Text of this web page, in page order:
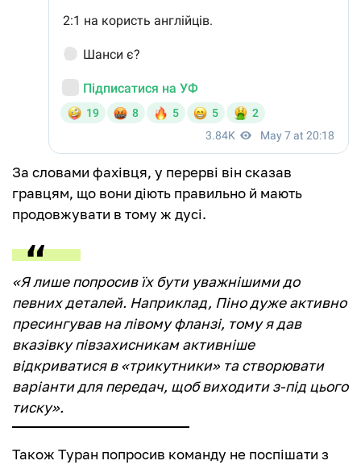
За словами фахівця, у перерві він сказав
гравцям, що вони діють правильно й мають
продовжувати в тому ж дусі.
«Я лише попросив їх бути уважнішими до
певних деталей. Наприклад, Піно дуже активно
пресингував на лівому фланзі, тому я дав
вказівку півзахисникам активніше
відкриватися в «трикутники» та створювати
варіанти для передач, щоб виходити з-під цього
тиску».
Також Туран попросив команду не поспішати з